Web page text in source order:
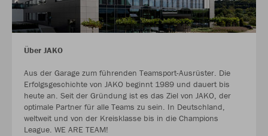
Über JAKO
Aus der Garage zum führenden Teamsport-Ausrüster. Die
Erfolgsgeschichte von JAKO beginnt 1989 und dauert bis
heute an. Seit der Gründung ist es das Ziel von JAKO, der
optimale Partner für alle Teams zu sein. In Deutschland,
weltweit und von der Kreisklasse bis in die Champions
League. WE ARE TEAM!